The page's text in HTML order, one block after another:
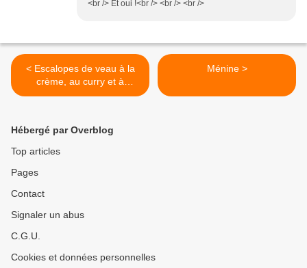
<br /> Et oui !<br /> <br /> <br />
< Escalopes de veau à la
crème, au curry et à
l'orange
Ménine >
Hébergé par Overblog
Top articles
Pages
Contact
Signaler un abus
C.G.U.
Cookies et données personnelles